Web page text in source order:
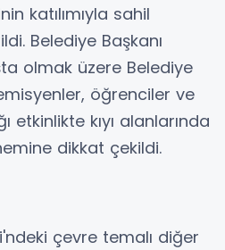
katılımıyla sahil
Belediye Başkanı
olmak üzere Belediye
öğrenciler ve
etkinlikte kıyı alanlarında
dikkat çekildi.
çevre temalı diğer